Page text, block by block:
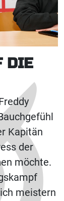
DIE
Kapitän
der
möchte.
meistern